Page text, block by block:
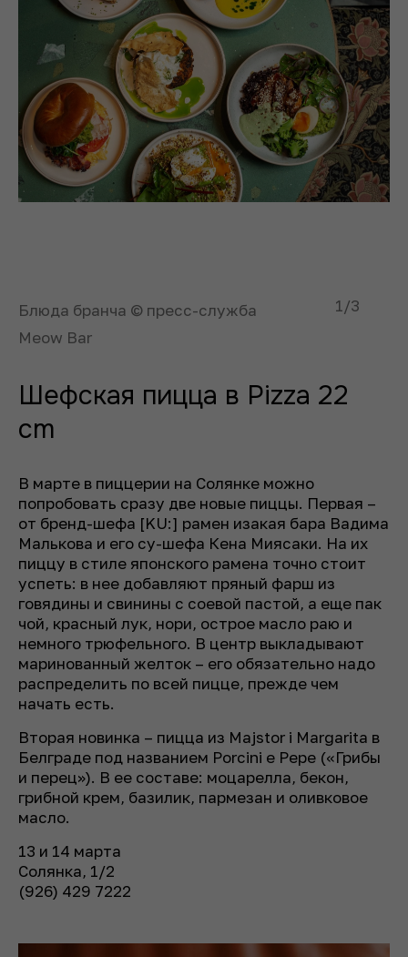
Блюда бранча © пресс-служба
Meow Bar
1 /3
Шефская пицца в Pizza 22
cm
В марте в пиццерии на Солянке можно
попробовать сразу две новые пиццы. Первая –
от бренд-шефа [KU:] рамен изакая бара Вадима
Малькова и его су-шефа Кена Миясаки. На их
пиццу в стиле японского рамена точно стоит
успеть: в нее добавляют пряный фарш из
говядины и свинины с соевой пастой, а еще пак
чой, красный лук, нори, острое масло раю и
немного трюфельного. В центр выкладывают
маринованный желток – его обязательно надо
распределить по всей пицце, прежде чем
начать есть.
Вторая новинка – пицца из Majstor i Margarita в
Белграде под названием Porcini e Pepe («Грибы
и перец»). В ее составе: моцарелла, бекон,
грибной крем, базилик, пармезан и оливковое
масло.
13 и 14 марта
Солянка, 1/2
(926) 429 7222